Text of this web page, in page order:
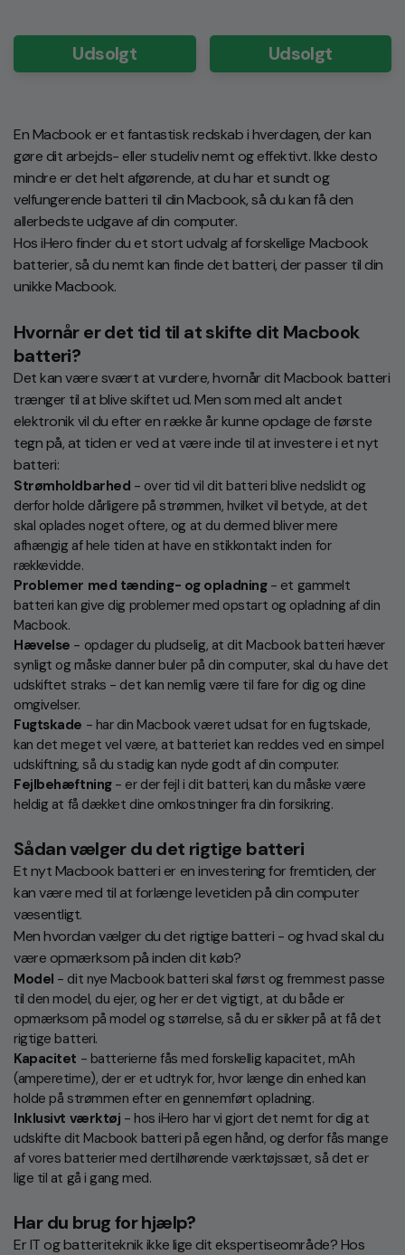
Udsolgt Udsolgt
En Macbook er et fantastisk redskab i hverdagen, der kan
gøre dit arbejds- eller studeliv nemt og effektivt. Ikke desto
mindre er det helt afgørende, at du har et sundt og
velfungerende batteri til din Macbook, så du kan få den
allerbedste udgave af din computer.
Hos iHero finder du et stort udvalg af forskellige Macbook
batterier, så du nemt kan finde det batteri, der passer til din
unikke Macbook.
Hvornår er det tid til at skifte dit Macbook
batteri?
Det kan være svært at vurdere, hvornår dit Macbook batteri
trænger til at blive skiftet ud. Men som med alt andet
elektronik vil du efter en række år kunne opdage de første
tegn på, at tiden er ved at være inde til at investere i et nyt
batteri:
Strømholdbarhed - over tid vil dit batteri blive nedslidt og
derfor holde dårligere på strømmen, hvilket vil betyde, at det
skal oplades noget oftere, og at du dermed bliver mere
afhængig af hele tiden at have en stikkontakt inden for
rækkevidde.
Problemer med tænding- og opladning- et gammelt
batteri kan give dig problemer med opstart og opladning af din
Macbook.
Hævelse - opdager du pludselig, at dit Macbook batteri hæver
synligt og måske danner buler på din computer, skal du have det
udskiftet straks - det kan nemlig være til fare for dig og dine
omgivelser.
Fugtskade - har din Macbook været udsat for en fugtskade,
kan det meget vel være, at batteriet kan reddes ved en simpel
udskiftning, så du stadig kan nyde godt af din computer.
Fejlbehæftning- er der fejl i dit batteri, kan du måske være
heldig at få dækket dine omkostninger fra din forsikring.
Sådan vælger du det rigtige batteri
Et nyt Macbook batteri er en investering for fremtiden, der
kan være med til at forlænge levetiden på din computer
væsentligt.
Men hvordan vælger du det rigtige batteri - og hvad skal du
være opmærksom på inden dit køb?
Model - dit nye Macbook batteri skal først og fremmest passe
til den model, du ejer, og her er det vigtigt, at du både er
opmærksom på model og størrelse, så du er sikker på at få det
rigtige batteri.
Kapacitet - batterierne fås med forskellig kapacitet, mAh
(amperetime), der er et udtryk for, hvor længe din enhed kan
holde på strømmen efter en gennemført opladning.
Inklusivt værktøj - hos iHero har vi gjort det nemt for dig at
udskifte dit Macbook batteri på egen hånd, og derfor fås mange
af vores batterier med dertilhørende værktøjssæt, så det er
lige til at gå i gang med.
Har du brug for hjælp?
Er IT og batteriteknik ikke lige dit ekspertiseområde? Hos